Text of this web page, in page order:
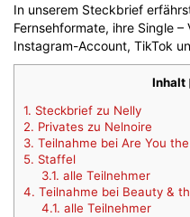
In unserem Steckbrief
Fernsehformate, ihre Single
Instagram-Account, TikTok
Inhalt
1. Steckbrief zu Nelly
2. Privates zu Nelnoire
3. Teilnahme bei Are You
5. Staffel
3.1. alle Teilnehmer
4. Teilnahme bei Beauty &
4.1. alle Teilnehmer